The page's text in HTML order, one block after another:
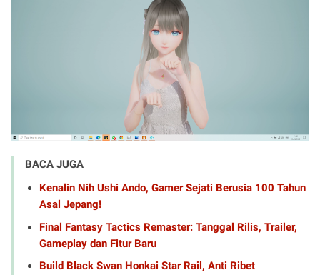
BACA JUGA
Kenalin Nih Ushi Ando, Gamer Sejati Berusia 100 Tahun
Asal Jepang!
Final Fantasy Tactics Remaster: Tanggal Rilis, Trailer,
Gameplay dan Fitur Baru
Build Black Swan Honkai Star Rail, Anti Ribet